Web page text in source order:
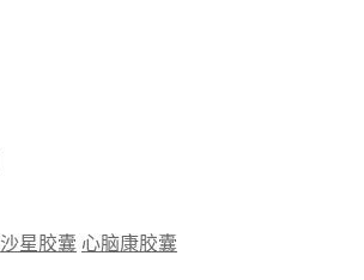
沙星胶囊 心脑康胶囊